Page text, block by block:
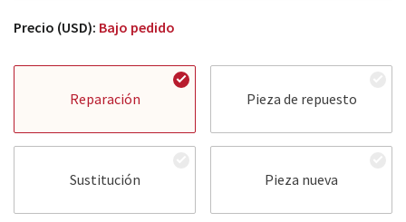
Precio (USD): Bajo pedido
Reparación Pieza de repuesto
Sustitución Pieza nueva